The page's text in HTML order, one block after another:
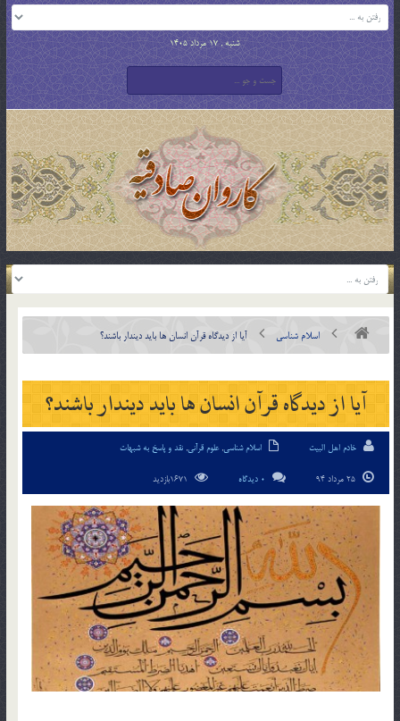
شنبه , 17 مرداد 1405
اسلام شناسی آيا از ديدگاه قرآن انسان ها بايد ديندار باشند؟
آيا از ديدگاه قرآن انسان ها بايد ديندار باشند؟
خادم اهل البیت اسلام شناسی,علوم قرآنی, نقد و پاسخ به شبهات
0 دیدگاه